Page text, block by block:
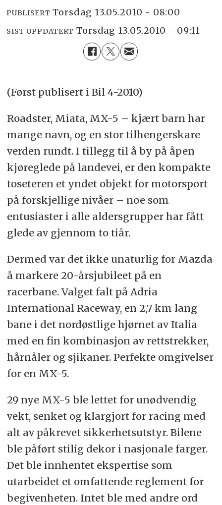
PUBLISERT torsdag 13.05.2010 - 08:00
SIST OPPDATERT torsdag 13.05.2010 - 09:11
(Først publisert i Bil 4-2010)
Roadster, Miata, MX-5 – kjært barn har
mange navn, og en stor tilhengerskare
verden rundt. I tillegg til å by på åpen
kjøreglede på landevei, er den kompakte
toseteren et yndet objekt for motorsport
på forskjellige nivåer – noe som
entusiaster i alle aldersgrupper har fått
glede av gjennom to tiår.
Dermed var det ikke unaturlig for Mazda
å markere 20-årsjubileet på en
racerbane. Valget falt på Adria
International Raceway, en 2,7 km lang
bane i det nordøstlige hjørnet av Italia
med en fin kombinasjon av rettstrekker,
hårnåler og sjikaner. Perfekte omgivelser
for en MX-5.
29 nye MX-5 ble lettet for unødvendig
vekt, senket og klargjort for racing med
alt av påkrevet sikkerhetsutstyr. Bilene
ble påført stilig dekor i nasjonale farger.
Det ble innhentet ekspertise som
utarbeidet et omfattende reglement for
begivenheten. Intet ble med andre ord